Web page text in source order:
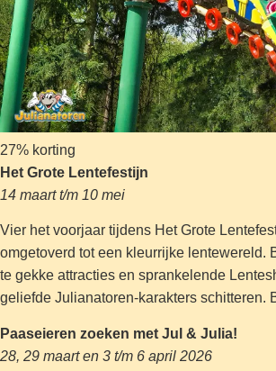
27% korting
Het Grote Lentefestijn
14 maart t/m 10 mei
Vier het voorjaar tijdens Het Grote
omgetoverd tot een kleurrijke lentewereld.
te gekke attracties en sprankelende
geliefde Julianatoren-karakters schitteren.
Paaseieren zoeken met Jul & Julia!
28, 29 maart en 3 t/m 6 april 2026